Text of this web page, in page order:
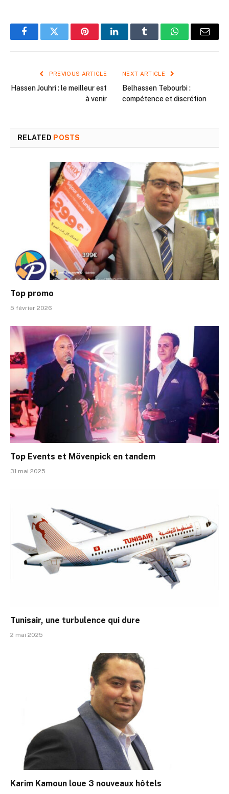
FacebookTwitter PinterestLinkedInTumblr WhatsAppEmail
PREVIOUS ARTICLE
Hassen Jouhri : le meilleur est
à venir
NEXT ARTICLE
Belhassen Tebourbi :
compétence et discrétion
RELATED POSTS
Top promo
5 février 2026
Top Events et Mövenpick en tandem
31 mai 2025
Tunisair, une turbulence qui dure
2 mai 2025
Karim Kamoun loue 3 nouveaux hôtels